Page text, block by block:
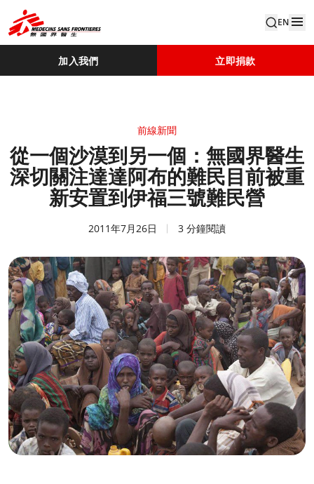
EN
加入我們 立即捐款
前線新聞
從一個沙漠到另一個：無國界醫生
深切關注達達阿布的難民目前被重
新安置到伊福三號難民營
2011年7月26日 3 分鐘閱讀